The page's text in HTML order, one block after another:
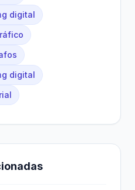
digital
digital